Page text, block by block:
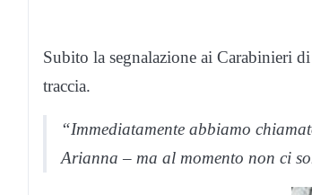
Subito la segnalazione ai Carabinieri
traccia.
“Immediatamente abbiamo
Arianna – ma al momento non ci